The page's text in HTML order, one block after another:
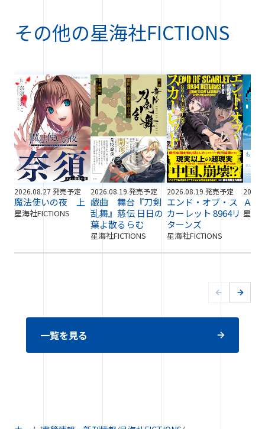
その他の星海社FICTIONS
2026.08.27 発売予定
魔法使いの夜 上
星海社FICTIONS
2026.08.19 発売予定
戯曲 舞台『刀剣
乱舞』慈伝 日日の
葉よ散るらむ
星海社FICTIONS
2026.08.19 発売予定
エンド・オブ・ス
カーレット 8964リ
ターンズ
星海社FICTIONS
ＡＩ
星海
一覧を見る